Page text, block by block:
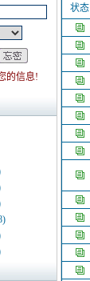
的信息!
状态